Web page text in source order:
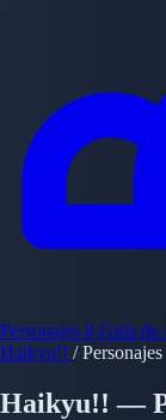
Personajes 8 Guía de
Haikyu!! / Personajes
Haikyu!! —